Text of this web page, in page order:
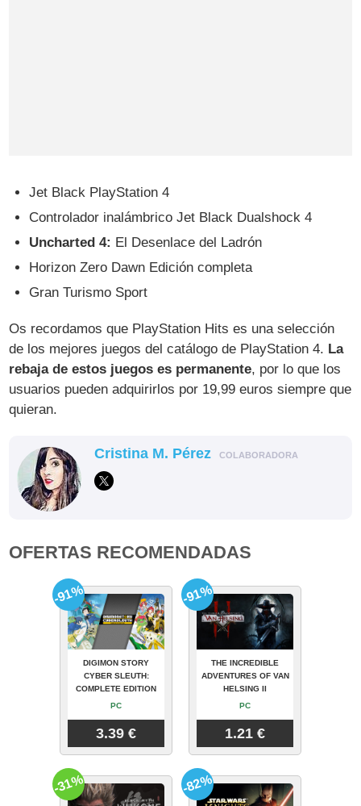
Jet Black PlayStation 4
Controlador inalámbrico Jet Black Dualshock 4
Uncharted 4: El Desenlace del Ladrón
Horizon Zero Dawn Edición completa
Gran Turismo Sport
Os recordamos que PlayStation Hits es una selección
de los mejores juegos del catálogo de PlayStation 4. La
rebaja de estos juegos es permanente, por lo que los
usuarios pueden adquirirlos por 19,99 euros siempre que
quieran.
Cristina M. Pérez COLABORADORA
OFERTAS RECOMENDADAS
DIGIMON STORY
CYBER SLEUTH:
COMPLETE EDITION
PC
3.39 €
-91%
THE INCREDIBLE
ADVENTURES OF VAN
HELSING II
PC
1.21 €
-91%
-31% -82%